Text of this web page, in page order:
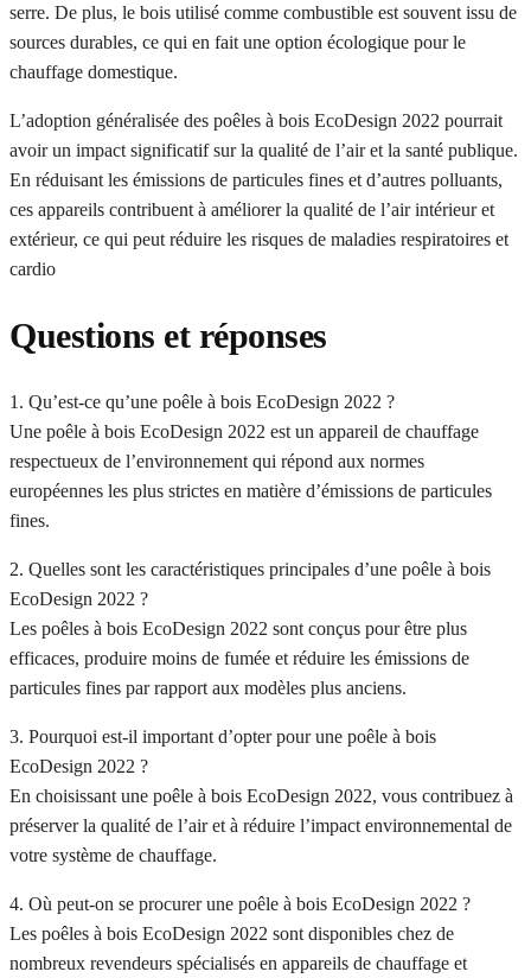
serre. De plus, le bois utilisé comme combustible est souvent issu de
sources durables, ce qui en fait une option écologique pour le
chauffage domestique.
L’adoption généralisée des poêles à bois EcoDesign 2022 pourrait
avoir un impact significatif sur la qualité de l’air et la santé publique.
En réduisant les émissions de particules fines et d’autres polluants,
ces appareils contribuent à améliorer la qualité de l’air intérieur et
extérieur, ce qui peut réduire les risques de maladies respiratoires et
cardio
Questions et réponses
1. Qu’est-ce qu’une poêle à bois EcoDesign 2022 ?
Une poêle à bois EcoDesign 2022 est un appareil de chauffage
respectueux de l’environnement qui répond aux normes
européennes les plus strictes en matière d’émissions de particules
fines.
2. Quelles sont les caractéristiques principales d’une poêle à bois
EcoDesign 2022 ?
Les poêles à bois EcoDesign 2022 sont conçus pour être plus
efficaces, produire moins de fumée et réduire les émissions de
particules fines par rapport aux modèles plus anciens.
3. Pourquoi est-il important d’opter pour une poêle à bois
EcoDesign 2022 ?
En choisissant une poêle à bois EcoDesign 2022, vous contribuez à
préserver la qualité de l’air et à réduire l’impact environnemental de
votre système de chauffage.
4. Où peut-on se procurer une poêle à bois EcoDesign 2022 ?
Les poêles à bois EcoDesign 2022 sont disponibles chez de
nombreux revendeurs spécialisés en appareils de chauffage et